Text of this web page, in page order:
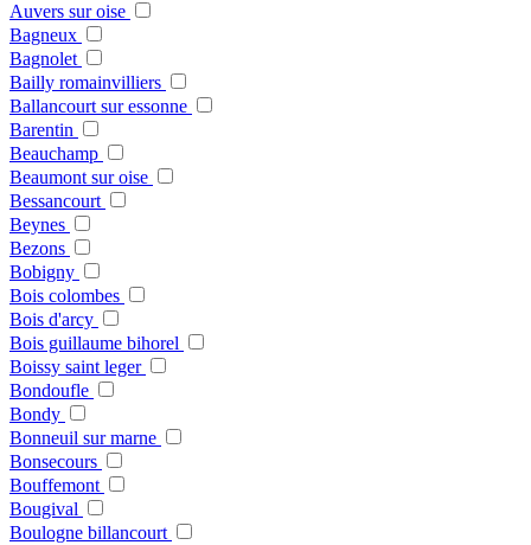
Auvers sur oise
Bagneux
Bagnolet
Bailly romainvilliers
Ballancourt sur essonne
Barentin
Beauchamp
Beaumont sur oise
Bessancourt
Beynes
Bezons
Bobigny
Bois colombes
Bois d'arcy
Bois guillaume bihorel
Boissy saint leger
Bondoufle
Bondy
Bonneuil sur marne
Bonsecours
Bouffemont
Bougival
Boulogne billancourt